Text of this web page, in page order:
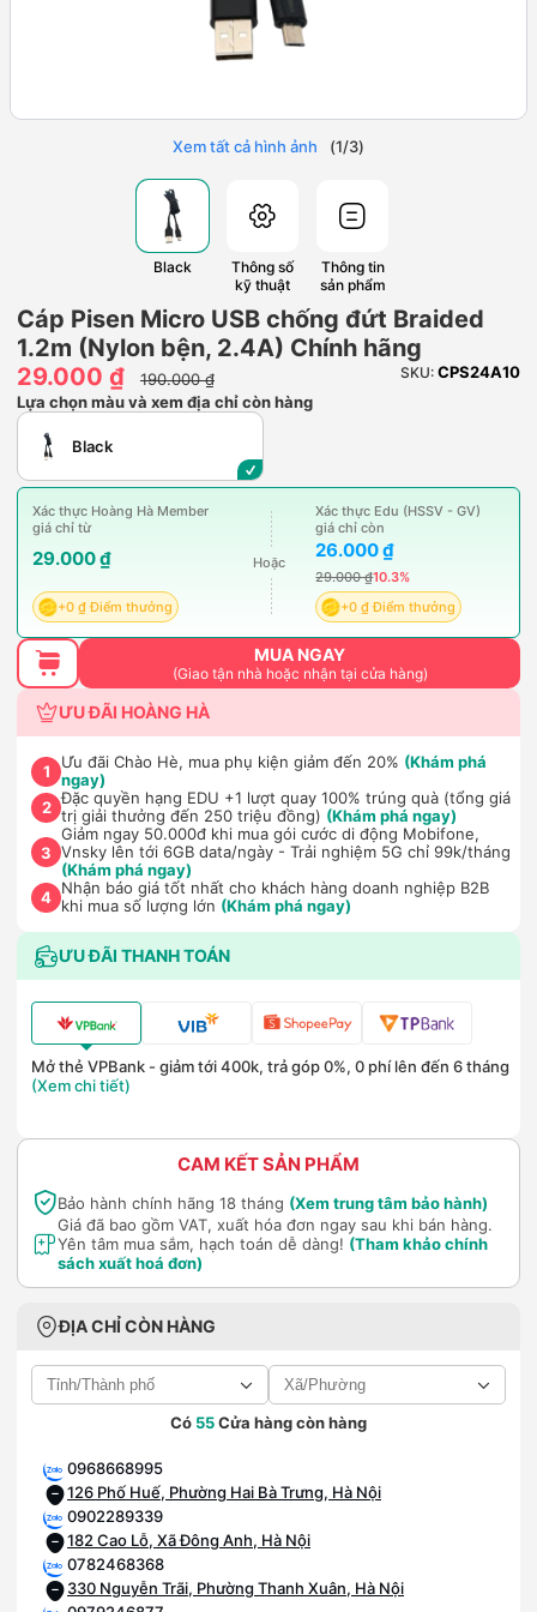
Xem tất cả hình ảnh (1/3)
Black
Thông số
kỹ thuật
Thông tin
sản phẩm
Cáp Pisen Micro USB chống đứt Braided
1.2m (Nylon bện, 2.4A) Chính hãng
29.000 ₫
190.000 ₫ SKU: CPS24A10
Lựa chọn màu và xem địa chỉ còn hàng
Black
Xác thực Hoàng Hà Member
giá chỉ từ
29.000 ₫
+0 ₫ Điểm thưởng
Hoặc
Xác thực Edu (HSSV - GV)
giá chỉ còn
26.000 ₫
29.000 ₫10.3%
+0 ₫ Điểm thưởng
MUA NGAY
(Giao tận nhà hoặc nhận tại cửa hàng)
ƯU ĐÃI HOÀNG HÀ
1 Ưu đãi Chào Hè, mua phụ kiện giảm đến 20% (Khám phá
ngay)
2 Đặc quyền hạng EDU +1 lượt quay 100% trúng quà (tổng giá
trị giải thưởng đến 250 triệu đồng) (Khám phá ngay)
3
Giảm ngay 50.000đ khi mua gói cước di động Mobifone,
Vnsky lên tới 6GB data/ngày - Trải nghiệm 5G chỉ 99k/tháng
(Khám phá ngay)
4 Nhận báo giá tốt nhất cho khách hàng doanh nghiệp B2B
khi mua số lượng lớn (Khám phá ngay)
ƯU ĐÃI THANH TOÁN
Mở thẻ VPBank - giảm tới 400k, trả góp 0%, 0 phí lên đến 6 tháng
(Xem chi tiết)
CAM KẾT SẢN PHẨM
Bảo hành chính hãng 18 tháng (Xem trung tâm bảo hành)
Giá đã bao gồm VAT, xuất hóa đơn ngay sau khi bán hàng.
Yên tâm mua sắm, hạch toán dễ dàng! (Tham khảo chính
sách xuất hoá đơn)
ĐỊA CHỈ CÒN HÀNG
Có 55Cửa hàng còn hàng
0968668995
126 Phố Huế, Phường Hai Bà Trưng, Hà Nội
0902289339
182 Cao Lỗ, Xã Đông Anh, Hà Nội
0782468368
330 Nguyễn Trãi, Phường Thanh Xuân, Hà Nội